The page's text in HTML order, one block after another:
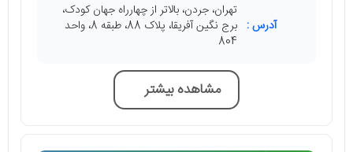
آدرس :
تهران، جردن، بالاتر از چهارراه جهان کودک،
برج نگین آفریقا، پلاک 88، طبقه 8، واحد
804
مشاهده بیشتر